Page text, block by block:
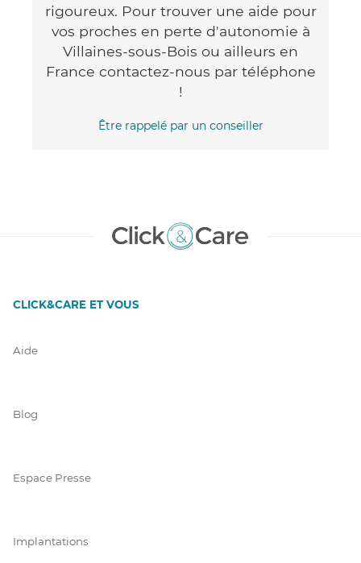
rigoureux. Pour trouver une aide pour
vos proches en perte d'autonomie à
Villaines-sous-Bois ou ailleurs en
France contactez-nous par téléphone
!
Être rappelé par un conseiller
CLICK&CARE ET VOUS
Aide
Blog
Espace Presse
Implantations